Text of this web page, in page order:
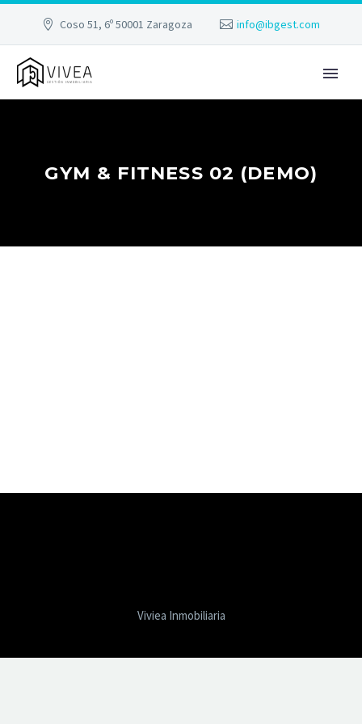
Coso 51, 6º 50001 Zaragoza info@ibgest.com
GYM & FITNESS 02 (DEMO)
Viviea Inmobiliaria